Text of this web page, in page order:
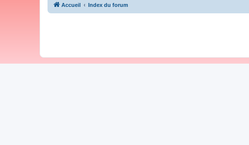
Accueil Index du forum